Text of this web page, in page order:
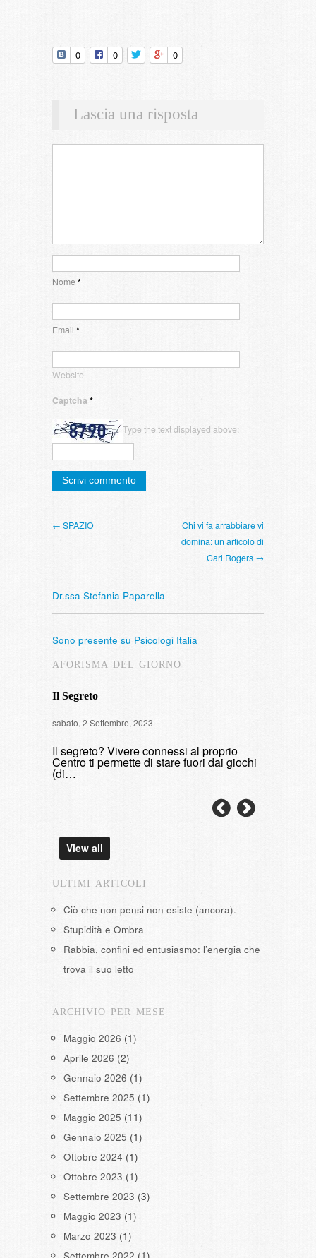
0 0 0
Lascia una risposta
Nome*
Email *
Website
Captcha *
Type the text displayed above:
← SPAZIO
Chi vi fa arrabbiare vi
domina: un articolo di
Carl Rogers →
Dr.ssa Stefania Paparella
Sono presente su Psicologi Italia
AFORISMA DEL GIORNO
Il Segreto
sabato, 2 Settembre, 2023
Il segreto? Vivere connessi al proprio
Centro ti permette di stare fuori dai giochi
(di…
View all
ULTIMI ARTICOLI
Ciò che non pensi non esiste (ancora).
Stupidità e Ombra
Rabbia, confini ed entusiasmo: l’energia che
trova il suo letto
ARCHIVIO PER MESE
Maggio 2026 (1)
Aprile 2026 (2)
Gennaio 2026 (1)
Settembre 2025 (1)
Maggio 2025 (11)
Gennaio 2025 (1)
Ottobre 2024 (1)
Ottobre 2023 (1)
Settembre 2023 (3)
Maggio 2023 (1)
Marzo 2023 (1)